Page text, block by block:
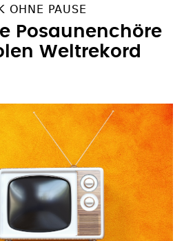
OHNE PAUSE
Posaunenchöre
Weltrekord